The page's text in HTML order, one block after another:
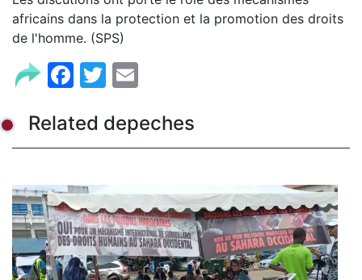
africains dans la protection et la promotion des droits
de l'homme. (SPS)
Facebook
Twitter
Related depeches